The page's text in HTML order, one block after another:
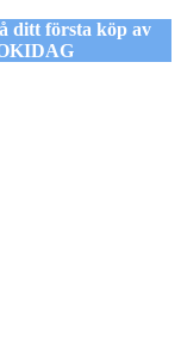
ditt första köp av